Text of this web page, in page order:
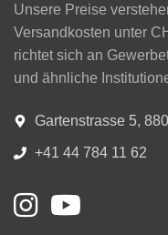
Unsere Preise
Versandkosten unter
richtet sich an
und ähnliche
Gartenstrasse 5,
+41 44 784 11 62